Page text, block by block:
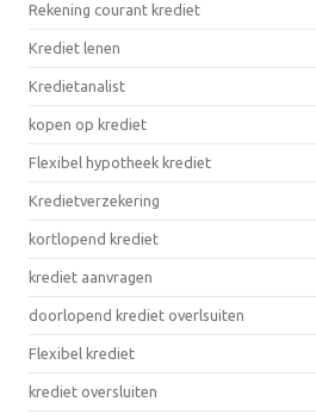
Rekening courant krediet
Krediet lenen
Kredietanalist
kopen op krediet
Flexibel hypotheek krediet
Kredietverzekering
kortlopend krediet
krediet aanvragen
doorlopend krediet overlsuiten
Flexibel krediet
krediet oversluiten